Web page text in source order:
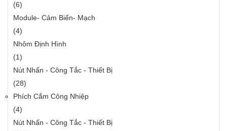
(6)
Module- Cảm Biến- Mạch
(4)
Nhôm Định Hình
(1)
Nút Nhấn - Công Tắc - Thiết Bị
(28)
Phích Cắm Công Nhiệp
(4)
Nút Nhấn - Công Tắc - Thiết Bị